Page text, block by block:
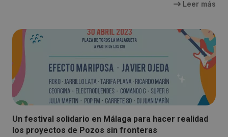
Leer más
Un festival solidario en Málaga para hacer realidad
los proyectos de Pozos sin fronteras